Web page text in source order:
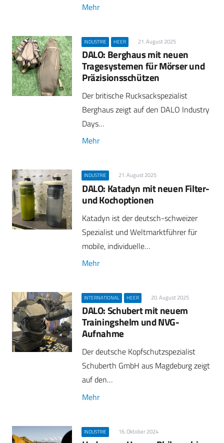
Mehr
INDUSTRIE HEER 21. August 2025
DALO: Berghaus mit neuen
Tragesystemen für Mörser und
Präzisionsschützen
Der britische Rucksackspezialist
Berghaus zeigt auf den DALO Industry
Days…
Mehr
INDUSTRIE 21. August 2025
DALO: Katadyn mit neuen Filter-
und Kochoptionen
Katadyn ist der deutsch-schweizer
Spezialist und Weltmarktführer für
mobile, individuelle…
Mehr
INTERNATIONAL HEER 20. August 2025
DALO: Schubert mit neuem
Trainingshelm und NVG-
Aufnahme
Der deutsche Kopfschutzspezialist
Schuberth GmbH aus Magdeburg zeigt
auf den…
Mehr
INDUSTRIE 16. Oktober 2024